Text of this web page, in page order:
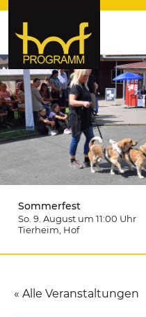
hof-programm –
Hochfranken
Sommerfest
So. 9. August um 11:00 Uhr
Tierheim , Hof
« Alle Veranstaltungen